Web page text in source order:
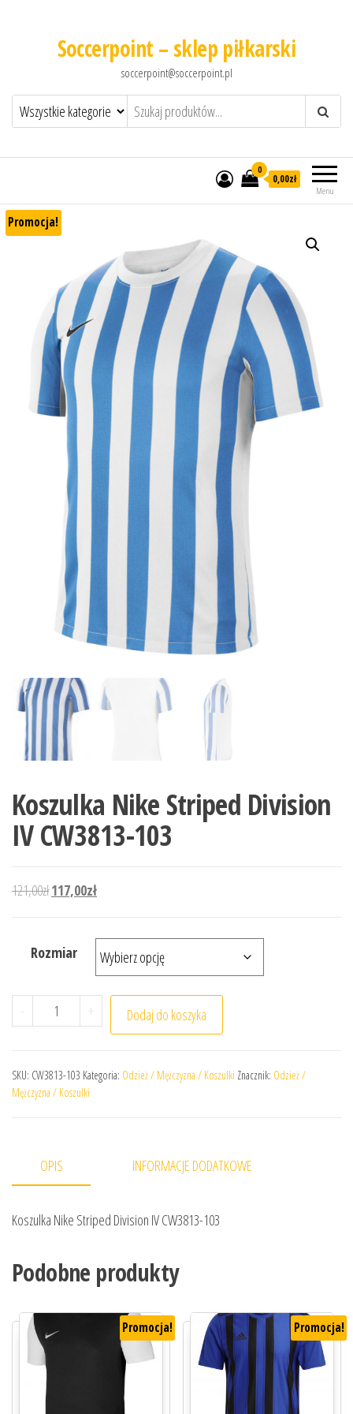
Soccerpoint – sklep piłkarski
soccerpoint@soccerpoint.pl
Menu
0
0,00zł
Promocja!
Koszulka Nike Striped Division
IV CW3813-103
121,00złPierwotna cena wynosiła: 121,00zł.
117,00złAktualna cena wynosi: 117,00zł.
Rozmiar
- ilość Koszulka Nike Striped Division IV CW3813-103
+ Dodaj do koszyka
SKU: CW3813-103 Kategoria: Odzież / Mężczyzna / Koszulki Znacznik: Odzież /
Mężczyzna / Koszulki
OPIS INFORMACJE DODATKOWE
Koszulka Nike Striped Division IV CW3813-103
Podobne produkty
Promocja! Promocja!